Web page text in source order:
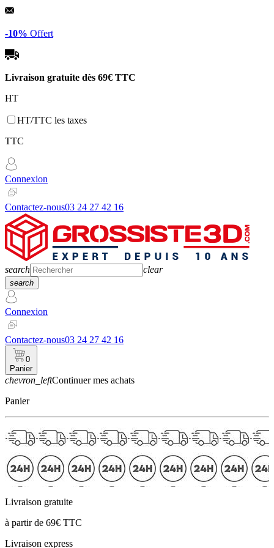
Panneau de gestion des cookies
-10% Offert
Livraison gratuite dès 69€ TTC
HT
HT/TTC les taxes
TTC
Connexion
Contactez-nous03 24 27 42 16
search clear
search
Connexion
Contactez-nous03 24 27 42 16
0
Panier
chevron_leftContinuer mes achats
Panier
Livraison gratuite
à partir de 69€ TTC
Livraison express